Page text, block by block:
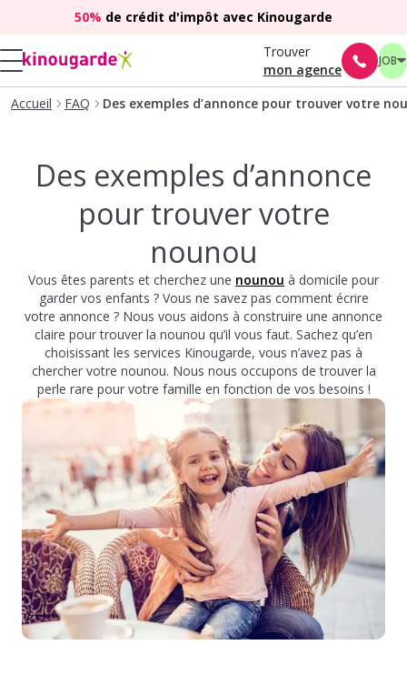
50% de crédit d'impôt avec Kinougarde
Trouver
mon agence
JOB
Accueil FAQ Des exemples d’annonce pour trouver votre
Des exemples d’annonce
pour trouver votre
nounou
Vous êtes parents et cherchez une nounou à domicile pour
garder vos enfants ? Vous ne savez pas comment écrire
votre annonce ? Nous vous aidons à construire une annonce
claire pour trouver la nounou qu’il vous faut. Sachez qu’en
choisissant les services Kinougarde, vous n’avez pas à
chercher votre nounou. Nous nous occupons de trouver la
perle rare pour votre famille en fonction de vos besoins !